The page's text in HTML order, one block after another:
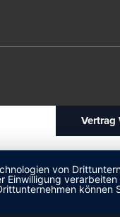
Vertrag
von